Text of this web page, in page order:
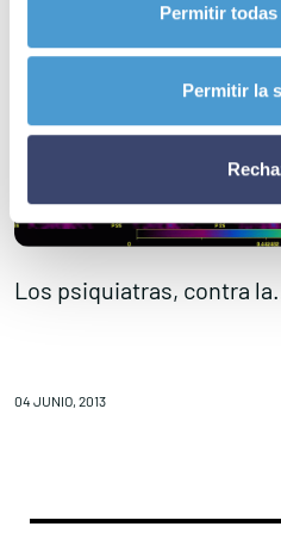
Permitir
Permitir la
Los psiquiatras, contra
04 JUNIO, 2013